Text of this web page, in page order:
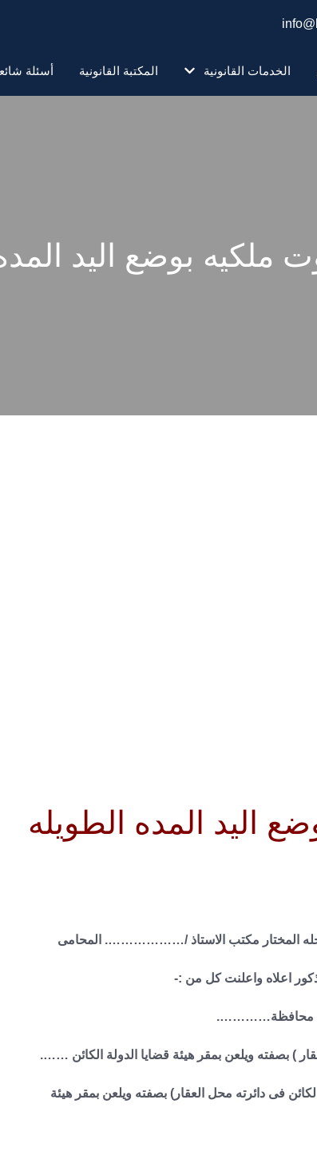
الخدمات القانونية المكتبة القانونية أسئلة
ملكيه بوضع اليد
اليد المده الطويله
مكتب الاستاذ /………………. المحامى
اعلاه واعلنت كل من :-
فى دائرته محل العقار) بصفته ويلعن بمقر هيئة